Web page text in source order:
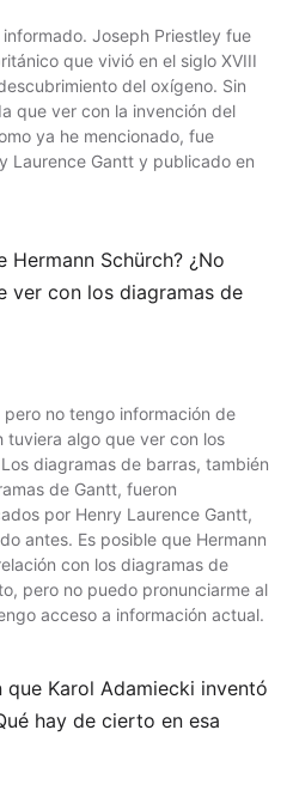
informado. Joseph Priestley fue
que vivió en el siglo XVIII
del oxígeno. Sin
que ver con la invención del
ya he mencionado, fue
Laurence Gantt y publicado en
Hermann Schürch? ¿No
ver con los diagramas de
pero no tengo información de
tuviera algo que ver con los
diagramas de barras, también
de Gantt, fueron
por Henry Laurence Gantt,
antes. Es posible que Hermann
con los diagramas de
pero no puedo pronunciarme al
acceso a información actual.
que Karol Adamiecki inventó
hay de cierto en esa